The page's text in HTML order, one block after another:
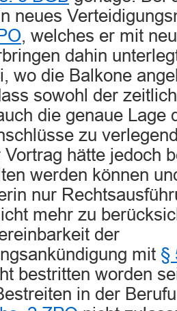
neues
, welches er mit
dahin
wo die Balkone
sowohl der
die genaue Lage
zu
hätte jedoch
werden können
nur
mehr zu
der
mit §
bestritten worden
in der